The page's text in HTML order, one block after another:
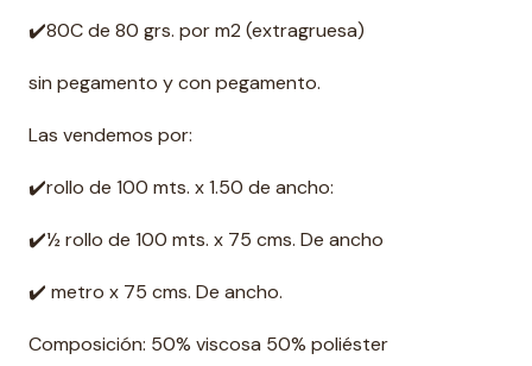
✔️80C de 80 grs. por m2 (extragruesa)
sin pegamento y con pegamento.
Las vendemos por:
✔️rollo de 100 mts. x 1.50 de ancho:
✔️½ rollo de 100 mts. x 75 cms. De ancho
✔️ metro x 75 cms. De ancho.
Composición: 50% viscosa 50% poliéster